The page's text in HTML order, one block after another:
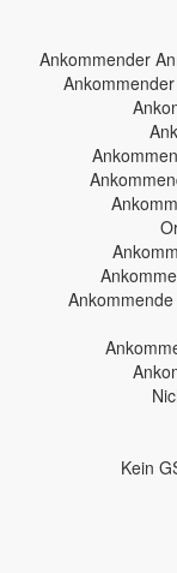
Ankommender
Kein